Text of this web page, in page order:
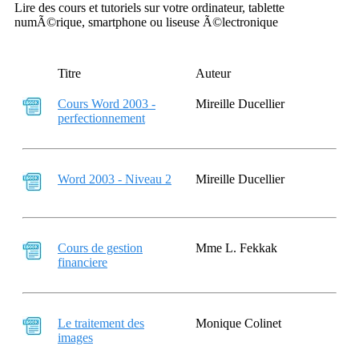
Lire des cours et tutoriels sur votre ordinateur, tablette
numÃ©rique, smartphone ou liseuse Ã©lectronique
Titre Auteur
Cours Word 2003 -
perfectionnement
Mireille Ducellier
Word 2003 - Niveau 2 Mireille Ducellier
Cours de gestion
financiere
Mme L. Fekkak
Le traitement des
images
Monique Colinet